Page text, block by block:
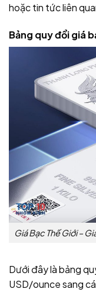
hoặc tin tức liên
Bảng quy đổi giá
Giá Bạc Thế Giới –
Dưới đây là bảng
USD/ounce sang